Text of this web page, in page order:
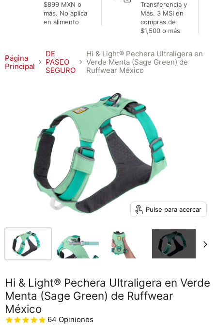
$899 MXN o
más. No aplica
en alimento
Transferencia y
Más. 3 MSI en
compras de
$1,500 o más
Página
Principal
DE
PASEO
SEGURO
Hi & Light® Pechera Ultraligera en
Verde Menta (Sage Green) de
Ruffwear México
Pulse para acercar
Hi & Light® Pechera Ultraligera en Verde
Menta (Sage Green) de Ruffwear
México
64 Opiniones